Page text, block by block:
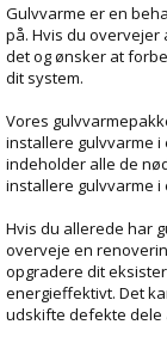
Gulvvarme er en
på. Hvis du
det og ønsker at
dit system.
Vores
installere gulvvarme i
indeholder alle de
installere gulvvarme i
Hvis du allerede har
overveje en
opgradere dit
energieffektivt. Det
udskifte defekte dele